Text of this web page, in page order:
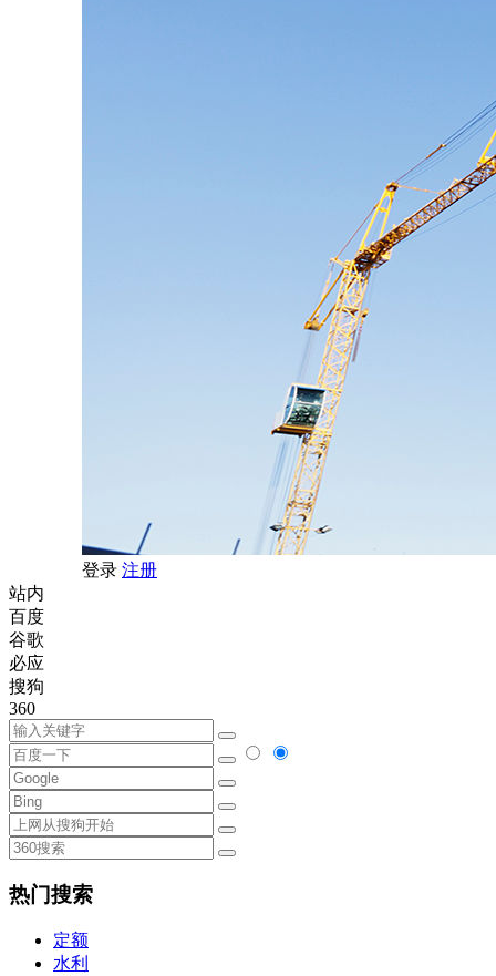
登录 注册
站内
百度
谷歌
必应
搜狗
360
热门搜索
定额
水利